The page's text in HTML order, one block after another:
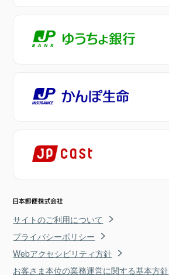
サイトのご利用について
プライバシーポリシー
Webアクセシビリティ方針
お客さま本位の業務運営に関する基本方針